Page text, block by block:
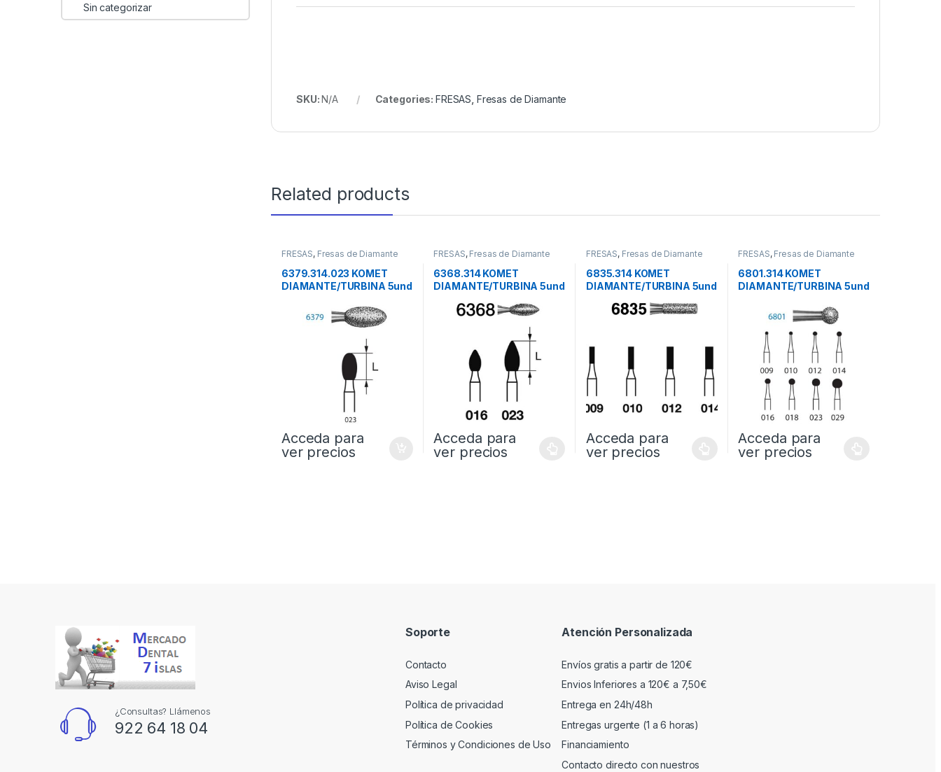
SKU:N/A Categories: FRESAS Fresas de Diamante
Related products
FRESAS, Fresas de Diamante
6379.314.023 KOMET
DIAMANTE/TURBINA 5und
Acceda para
ver precios
FRESAS, Fresas de Diamante
6368.314 KOMET
DIAMANTE/TURBINA 5und
Acceda para
ver precios
FRESAS, Fresas de Diamante
6835.314 KOMET
DIAMANTE/TURBINA 5und
Acceda para
ver precios
FRESAS, Fresas de Diamante
6801.314 KOMET
DIAMANTE/TURBINA 5und
Acceda para
ver precios
Sin categorizar
¿Consultas? Llámenos
922 64 18 04
Soporte
Contacto
Aviso Legal
Política de privacidad
Política de Cookies
Términos y Condiciones de Uso
Atención Personalizada
Envíos gratis a partir de 120€
Envios Inferiores a 120€ a 7,50€
Entrega en 24h/48h
Entregas urgente (1 a 6 horas)
Financiamiento
Contacto directo con nuestros